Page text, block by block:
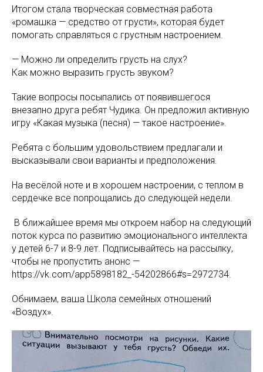
Итогом стала творческая совместная работа
«ромашка — средство от грусти», которая будет
помогать справляться с грустным настроением.
— Можно ли определить грусть на слух?
Как можно выразить грусть звуком?
Такие вопросы посыпались от появившегося
внезапно друга ребят Чудика. Он предложил активную
игру «Какая музыка (песня) — такое настроение».
Ребята с большим удовольствием предлагали и
высказывали свои варианты и предположения.
На весёлой ноте и в хорошем настроении, с теплом в
сердечке все попрощались до следующей недели.
️ В ближайшее время мы откроем набор на следующий
поток курса по развитию эмоционального интеллекта
у детей 6-7 и 8-9 лет. Подписывайтесь на рассылку,
чтобы не пропустить анонс —
https://vk.com/app5898182_-54202866#s=2972734.
Обнимаем, ваша Школа семейных отношений
«Воздух».